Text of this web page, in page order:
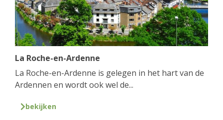
La Roche-en-Ardenne
La Roche-en-Ardenne is gelegen in het hart van de
Ardennen en wordt ook wel de...
bekijken